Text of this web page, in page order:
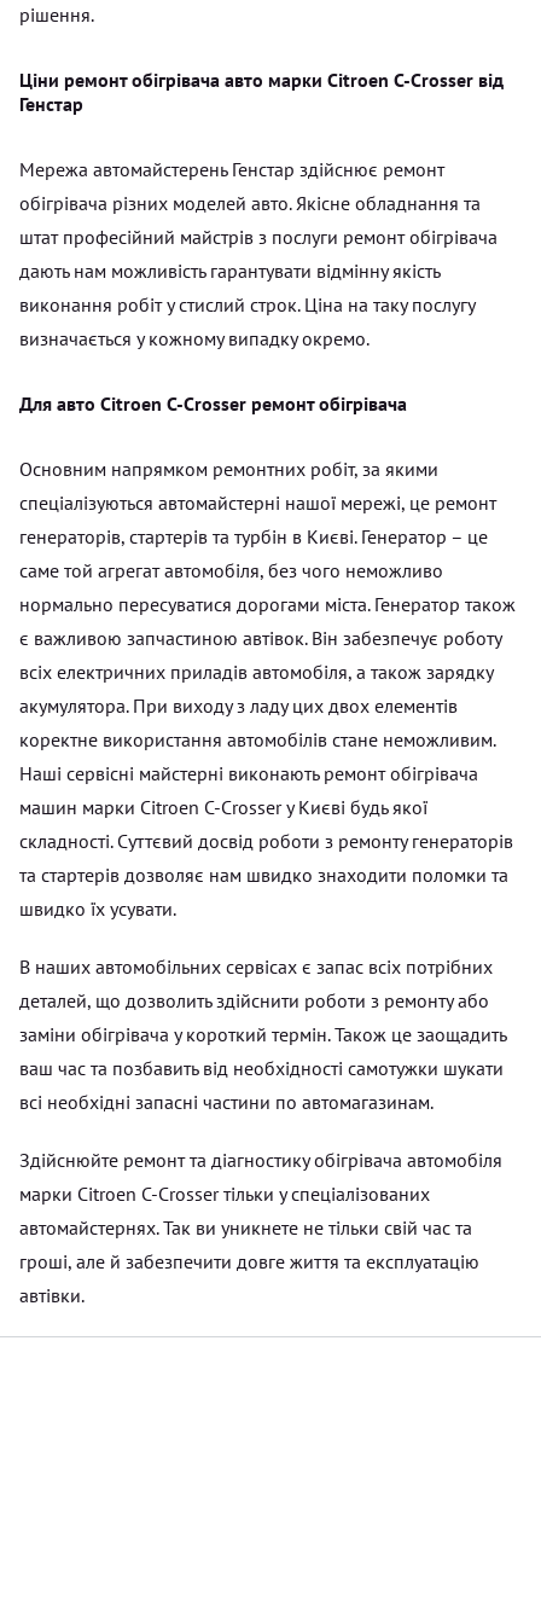
рішення.
Ціни ремонт обігрівача авто марки Citroen C-Crosser від
Генстар
Мережа автомайстерень Генстар здійснює ремонт
обігрівача різних моделей авто. Якісне обладнання та
штат професійний майстрів з послуги ремонт обігрівача
дають нам можливість гарантувати відмінну якість
виконання робіт у стислий строк. Ціна на таку послугу
визначається у кожному випадку окремо.
Для авто Citroen C-Crosser ремонт обігрівача
Основним напрямком ремонтних робіт, за якими
спеціалізуються автомайстерні нашої мережі, це ремонт
генераторів, стартерів та турбін в Києві. Генератор – це
саме той агрегат автомобіля, без чого неможливо
нормально пересуватися дорогами міста. Генератор також
є важливою запчастиною автівок. Він забезпечує роботу
всіх електричних приладів автомобіля, а також зарядку
акумулятора. При виходу з ладу цих двох елементів
коректне використання автомобілів стане неможливим.
Наші сервісні майстерні виконають ремонт обігрівача
машин марки Citroen C-Crosser у Києві будь якої
складності. Суттєвий досвід роботи з ремонту генераторів
та стартерів дозволяє нам швидко знаходити поломки та
швидко їх усувати.
В наших автомобільних сервісах є запас всіх потрібних
деталей, що дозволить здійснити роботи з ремонту або
заміни обігрівача у короткий термін. Також це заощадить
ваш час та позбавить від необхідності самотужки шукати
всі необхідні запасні частини по автомагазинам.
Здійснюйте ремонт та діагностику обігрівача автомобіля
марки Citroen C-Crosser тільки у спеціалізованих
автомайстернях. Так ви уникнете не тільки свій час та
гроші, але й забезпечити довге життя та експлуатацію
автівки.